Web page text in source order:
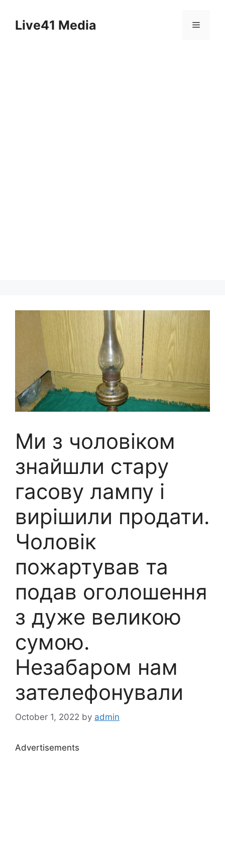
contentLive41 Media Menu
Ми з чоловіком
знайшли стару
гасову лампу і
вирішили продати.
Чоловік
пожартував та
подав оголошення
з дуже великою
сумою.
Незабаром нам
зателефонували
October 1, 2022 by admin
Advertisements